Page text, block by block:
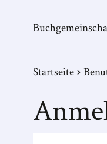
Startseite